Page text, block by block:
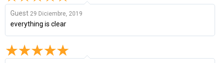
Guest 29 Diciembre, 2019
everything is clear